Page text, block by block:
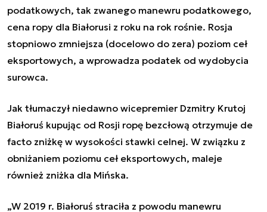
podatkowych, tak zwanego manewru podatkowego,
cena ropy dla Białorusi z roku na rok rośnie. Rosja
stopniowo zmniejsza (docelowo do zera) poziom ceł
eksportowych, a wprowadza podatek od wydobycia
surowca.
Jak tłumaczył niedawno wicepremier Dzmitry Krutoj
Białoruś kupując od Rosji ropę bezcłową otrzymuje de
facto zniżkę w wysokości stawki celnej. W związku z
obniżaniem poziomu ceł eksportowych, maleje
również zniżka dla Mińska.
„W 2019 r. Białoruś straciła z powodu manewru